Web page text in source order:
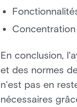
En conclusion,
et des normes
n'est pas en
nécessaires